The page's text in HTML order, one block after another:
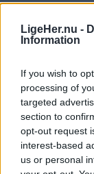
LigeHer.nu -
Information
If you wish to
processing of
targeted
section to
opt-out request
interest-based
us or personal
at opleve
mod vest.
For mange
åbne
sjældne
- En
der kan få os